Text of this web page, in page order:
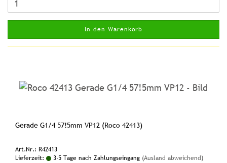
In den Warenkorb
Gerade G1/4 57!5mm VP12 (Roco 42413)
Art.Nr.: R42413
Lieferzeit:
3-5 Tage nach Zahlungseingang (Ausland abweichend)